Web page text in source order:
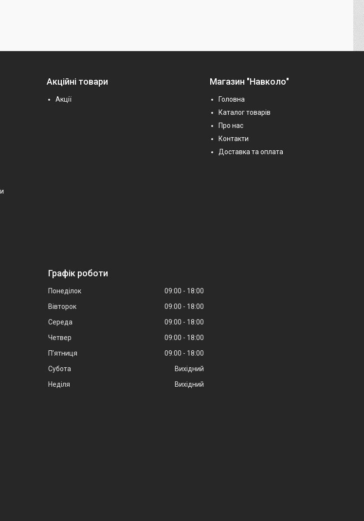
Акційні товари
Акції
Магазин "Навколо"
Головна
Каталог товарів
Про нас
Контакти
Доставка та оплата
Графік роботи
Понеділок 09:00
18:00
Вівторок
09:00
18:00
Середа
09:00
18:00
Четвер
09:00
18:00
Пʼятниця
09:00
18:00
Субота
Вихідний
Неділя
Вихідний